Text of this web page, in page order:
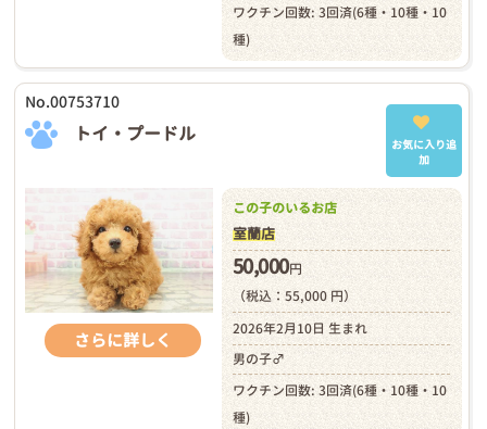
ワクチン回数: 3回済(6種・10種・10
種)
No.00753710
トイ・プードル
お気に入り追
加
さらに詳しく
この子のいるお店
室蘭店
50,000円
（税込：55,000 円）
2026年2月10日 生まれ
男の子♂
ワクチン回数: 3回済(6種・10種・10
種)